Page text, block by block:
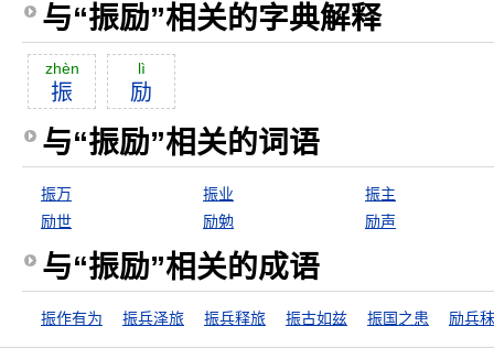
与“振励”相关的字典解释
zhèn
振
lì
励
与“振励”相关的词语
振万 振业
振主
励世
励勉 励声
与“振励”相关的成语
振作有为 振兵泽旅 振兵释旅 振古如兹 振国之患 励兵